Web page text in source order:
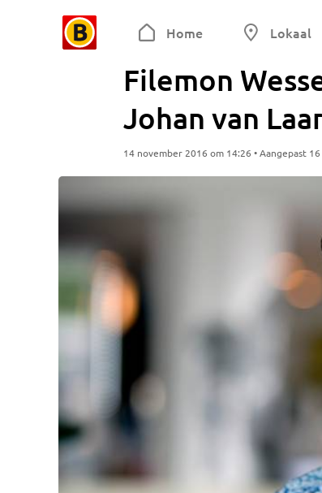
Home Lokaal
Filemon
Johan van
14 november 2016 om 14:26 • Aangepast